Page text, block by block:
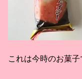
これは今時のお菓子